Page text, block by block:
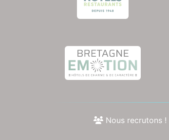
Nous recrutons !